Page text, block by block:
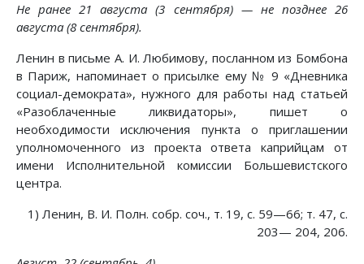
Не ранее 21 августа (3 сентября) — не позднее 26
августа (8 сентября).
Ленин в письме А. И. Любимову, посланном из Бомбона
в Париж, напоминает о присылке ему № 9 «Дневника
социал-демократа», нужного для работы над статьей
«Разоблаченные ликвидаторы», пишет о
необходимости исключения пункта о приглашении
уполномоченного из проекта ответа каприйцам от
имени Исполнительной комиссии Большевистского
центра.
1) Ленин, В. И. Полн. собр. соч., т. 19, с. 59—66; т. 47, с.
203— 204, 206.